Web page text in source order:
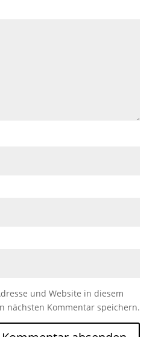
und Website in diesem
nächsten Kommentar speichern.